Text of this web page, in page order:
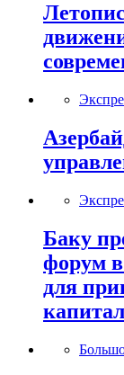
Баку
форум
для